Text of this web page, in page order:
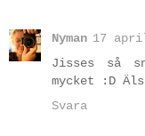
Nyman 17
Jisses så
mycket :D
Svara